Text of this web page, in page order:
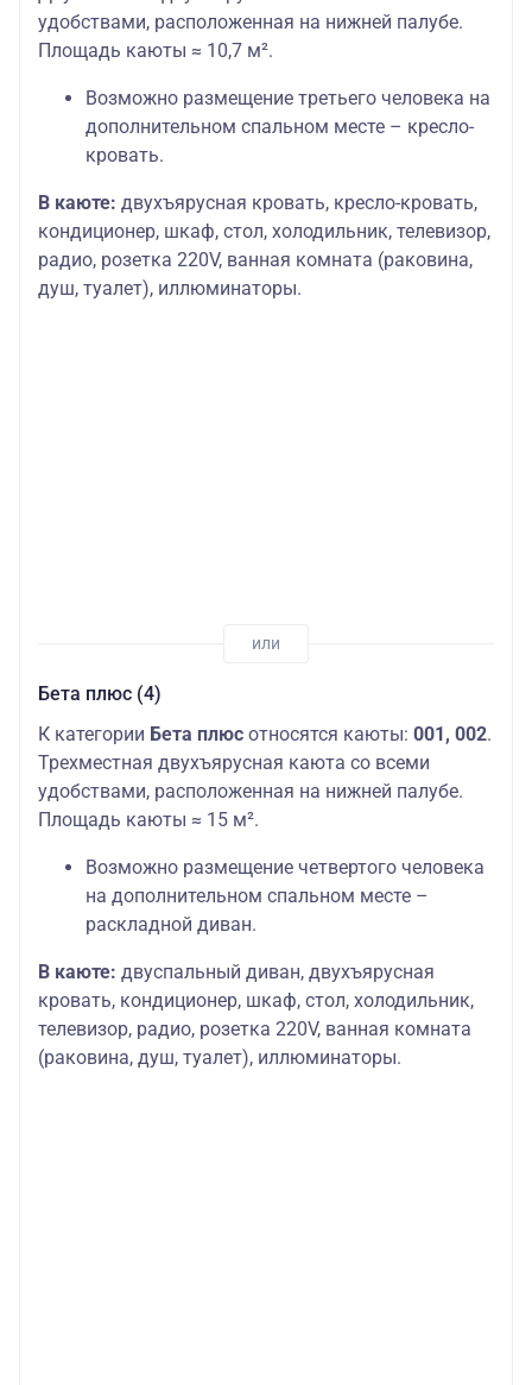
удобствами, расположенная на нижней палубе.
Площадь каюты ≈ 10,7 м².
Возможно размещение третьего человека на
дополнительном спальном месте – кресло-
кровать.
В каюте: двухъярусная кровать, кресло-кровать,
кондиционер, шкаф, стол, холодильник, телевизор,
радио, розетка 220V, ванная комната (раковина,
душ, туалет), иллюминаторы.
Бета плюс (4)
К категории Бета плюс относятся каюты: 001, 002.
Трехместная двухъярусная каюта со всеми
удобствами, расположенная на нижней палубе.
Площадь каюты ≈ 15 м².
Возможно размещение четвертого человека
на дополнительном спальном месте –
раскладной диван.
В каюте: двуспальный диван, двухъярусная
кровать, кондиционер, шкаф, стол, холодильник,
телевизор, радио, розетка 220V, ванная комната
(раковина, душ, туалет), иллюминаторы.